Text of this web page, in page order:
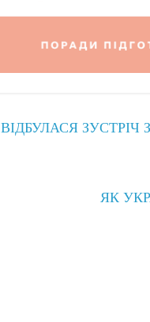
ВІДБУЛАСЯ
ЯК